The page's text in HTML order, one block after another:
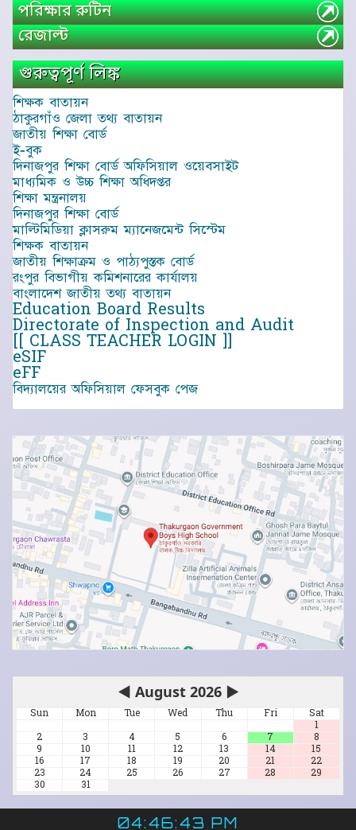
পরিক্ষার রুটিন
রেজাল্ট
গুরুত্বপূর্ণ লিঙ্ক
শিক্ষক বাতায়ন
ঠাকুরগাঁও জেলা তথ্য বাতায়ন
জাতীয় শিক্ষা বোর্ড
ই-বুক
দিনাজপুর শিক্ষা বোর্ড অফিসিয়াল ওয়েবসাইট
মাধ্যমিক ও উচ্চ শিক্ষা অধিদপ্তর
শিক্ষা মন্ত্রনালয়
দিনাজপুর শিক্ষা বোর্ড
মাল্টিমিডিয়া ক্লাসরুম ম্যানেজমেন্ট সিস্টেম
শিক্ষক বাতায়ন
জাতীয় শিক্ষাক্রম ও পাঠ্যপুস্তক বোর্ড
রংপুর বিভাগীয় কমিশনারের কার্যালয়
বাংলাদেশ জাতীয় তথ্য বাতায়ন
Education Board Results
Directorate of Inspection and Audit
[[ CLASS TEACHER LOGIN ]]
eSIF
eFF
বিদ্যালয়ের অফিসিয়াল ফেসবুক পেজ
◀ August 2026 ▶
Sun Mon Tue Wed Thu Fri
Sat
1
2
3 4 5 6 7
8
9
10 11 12 13 14
15
16
17 18 19 20 21
22
23
24 25 26 27 28
29
30
31
04:46:43 PM